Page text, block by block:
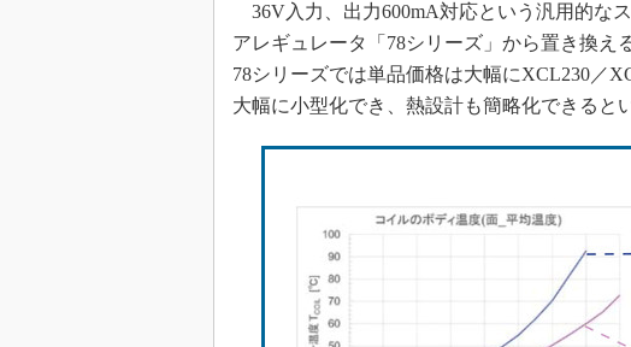
36V入力、出力600mA対応という汎用的な
アレギュレータ「78シリーズ」から置き換え
78シリーズでは単品価格は大幅にXCL230／
大幅に小型化でき、熱設計も簡略化できると